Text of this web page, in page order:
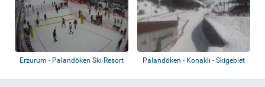
Erzurum - Palandöken Ski Resort
Palandöken - Konaklı - Skigebiet